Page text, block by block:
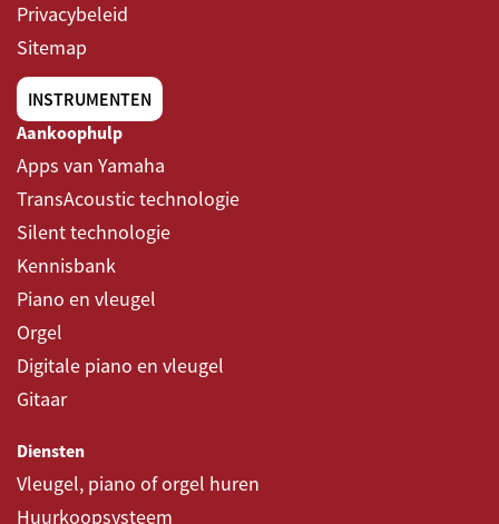
Privacybeleid
Sitemap
INSTRUMENTEN
Aankoophulp
Apps van Yamaha
TransAcoustic technologie
Silent technologie
Kennisbank
Piano en vleugel
Orgel
Digitale piano en vleugel
Gitaar
Diensten
Vleugel, piano of orgel huren
Huurkoopsysteem